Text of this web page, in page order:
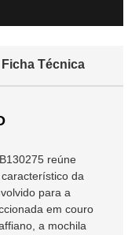
Ficha Técnica
reúne
da
para a
em couro
a mochila